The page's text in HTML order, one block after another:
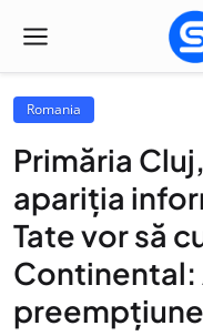
Romania
Primăria
apariția
Tate vor să
Continental:
preempțiune